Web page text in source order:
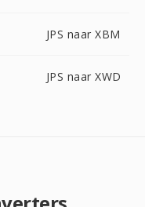
JPS naar XBM
JPS naar XWD